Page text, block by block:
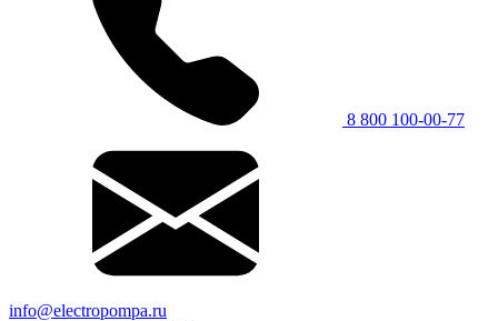
8 800 100-00-77
info@electropompa.ru